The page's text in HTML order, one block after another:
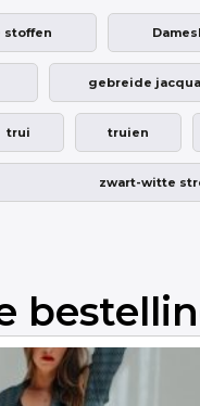
stoffen
gebreide
trui truien
zwart-witte